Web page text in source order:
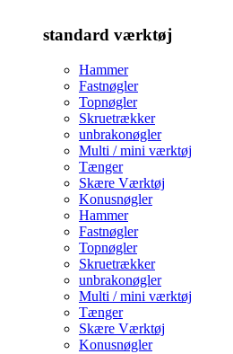
standard værktøj
Hammer
Fastnøgler
Topnøgler
Skruetrækker
unbrakonøgler
Multi / mini værktøj
Tænger
Skære Værktøj
Konusnøgler
Hammer
Fastnøgler
Topnøgler
Skruetrækker
unbrakonøgler
Multi / mini værktøj
Tænger
Skære Værktøj
Konusnøgler